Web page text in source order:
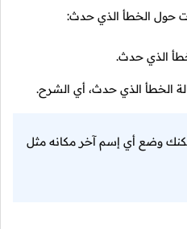
حول الخطأ الذي حدث:
الذي حدث.
الخطأ الذي حدث، أي الشرح.
وضع أي إسم آخر مكانه مثل